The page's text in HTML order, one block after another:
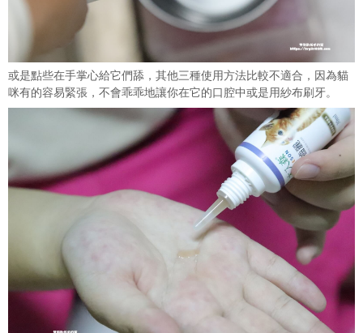
或是點些在手掌心給它們舔，其他三種使用方法比較不適合，因為貓
咪有的容易緊張，不會乖乖地讓你在它的口腔中或是用紗布刷牙。